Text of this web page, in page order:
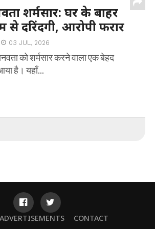
शर्मसार: घर के बाहर
दरिंदगी, आरोपी फरार
03 JUL, 2026
को शर्मसार करने वाला एक बेहद
है। यहाँ...
ADVERTISEMENTS CONTACT